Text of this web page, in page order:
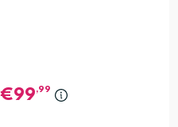
99,99